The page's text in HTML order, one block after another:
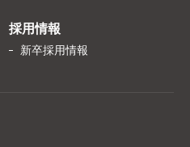
採用情報
新卒採用情報